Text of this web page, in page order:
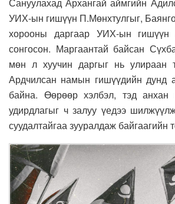
УИХ-ын гишүүн П.Мөнхтулгыг,
хорооны даргаар УИХ-ын гишүүн
сонгосон. Маргаантай байсан
мөн л хуучин даргыг нь улираан
Ардчилсан намын гишүүдийн дунд
байна. Өөрөөр хэлбэл, тэд
удирдлагыг ч залуу үедээ
суудалтайгаа зууралдаж байгаагийн